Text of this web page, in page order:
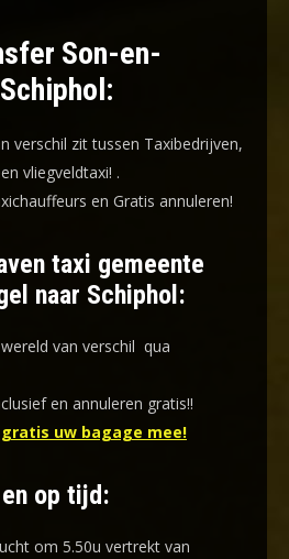
Son-en-
verschil zit tussen Taxibedrijven,
vliegveldtaxi! .
en Gratis annuleren!
taxi gemeente
naar Schiphol:
van verschil qua
en annuleren gratis!!
uw bagage mee!
op tijd:
om 5.50u vertrekt van